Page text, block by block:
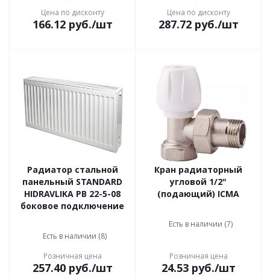
Цена по дисконту
166.12руб./шт
Цена по дисконту
287.72руб./шт
Радиатор стальной
панельный STANDARD
HIDRAVLIKA РВ 22-5-08
боковое подключение
Есть в наличии (8)
Розничная цена
257.40руб./шт
Кран радиаторный
угловой 1/2"
(подающий) ICMA
Есть в наличии (7)
Розничная цена
24.53руб./шт